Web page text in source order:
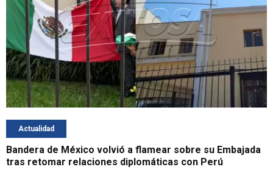
Actualidad
Bandera de México volvió a flamear sobre su Embajada
tras retomar relaciones diplomáticas con Perú